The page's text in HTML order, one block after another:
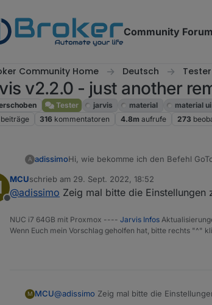
Community Forum
Community Home Deutsch Tester
v2.2.0 - just another
Tester jarvis material material ui
beiträge 316 kommentatoren 4.8m aufrufe 273
A adissimoHi, wie bekomme ich den Befehl
jarvis einfüge, wird nur True in
Kann mir von euch jemand
Offline
MCUschrieb am 29. Sept. 2022, 18:52
zuletzt editiert von
@adissimo Zeig mal bitte die Einstellungen
NUC i7 64GB mit Proxmox ---- Jarvis Infos
Wenn Euch mein Vorschlag geholfen hat, bitte rechts "^"
M MCU@adissimo Zeig mal bitte die